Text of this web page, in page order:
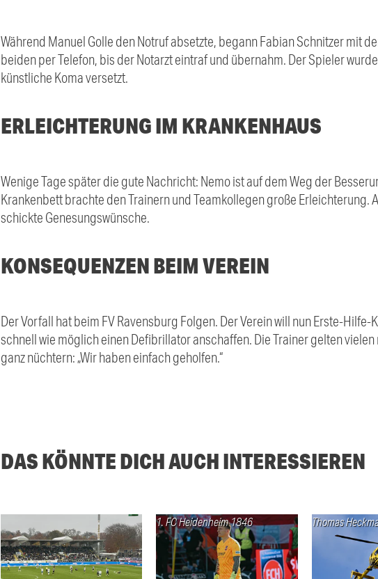
Während Manuel Golle den Notruf absetzte, begann Fabian Schnitzer mit
beiden per Telefon, bis der Notarzt eintraf und übernahm. Der Spieler
künstliche Koma versetzt.
ERLEICHTERUNG IM KRANKENHAUS
Wenige Tage später die gute Nachricht: Nemo ist auf dem Weg der
Krankenbett brachte den Trainern und Teamkollegen große Erleichterung.
schickte Genesungswünsche.
KONSEQUENZEN BEIM VEREIN
Der Vorfall hat beim FV Ravensburg Folgen. Der Verein will nun Erste-
schnell wie möglich einen Defibrillator anschaffen. Die Trainer gelten
ganz nüchtern: „Wir haben einfach geholfen.“
DAS KÖNNTE DICH AUCH INTERESSIEREN
1. FC Heidenheim 1846 Thomas